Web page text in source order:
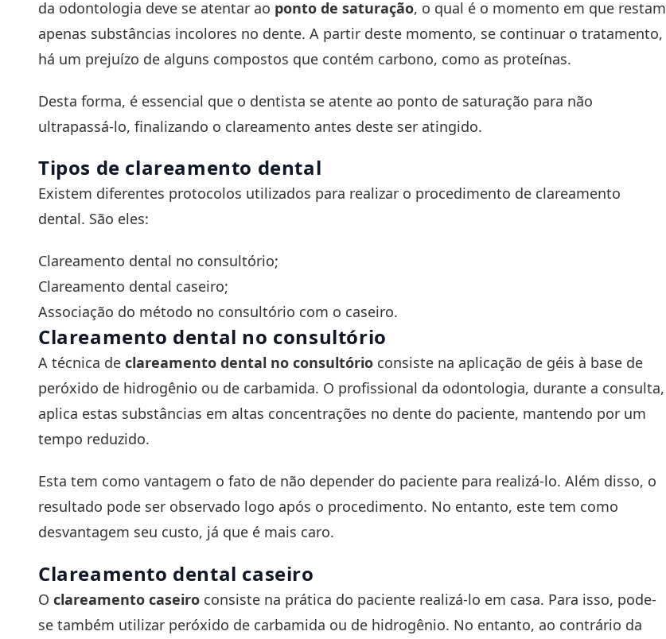
da odontologia deve se atentar ao ponto de saturação, o qual é o momento em que restam
apenas substâncias incolores no dente. A partir deste momento, se continuar o tratamento,
há um prejuízo de alguns compostos que contém carbono, como as proteínas.
Desta forma, é essencial que o dentista se atente ao ponto de saturação para não
ultrapassá-lo, finalizando o clareamento antes deste ser atingido.
Tipos de clareamento dental
Existem diferentes protocolos utilizados para realizar o procedimento de clareamento
dental. São eles:
Clareamento dental no consultório;
Clareamento dental caseiro;
Associação do método no consultório com o caseiro.
Clareamento dental no consultório
A técnica de clareamento dental no consultório consiste na aplicação de géis à base de
peróxido de hidrogênio ou de carbamida. O profissional da odontologia, durante a consulta,
aplica estas substâncias em altas concentrações no dente do paciente, mantendo por um
tempo reduzido.
Esta tem como vantagem o fato de não depender do paciente para realizá-lo. Além disso, o
resultado pode ser observado logo após o procedimento. No entanto, este tem como
desvantagem seu custo, já que é mais caro.
Clareamento dental caseiro
O clareamento caseiro consiste na prática do paciente realizá-lo em casa. Para isso, pode-
se também utilizar peróxido de carbamida ou de hidrogênio. No entanto, ao contrário da